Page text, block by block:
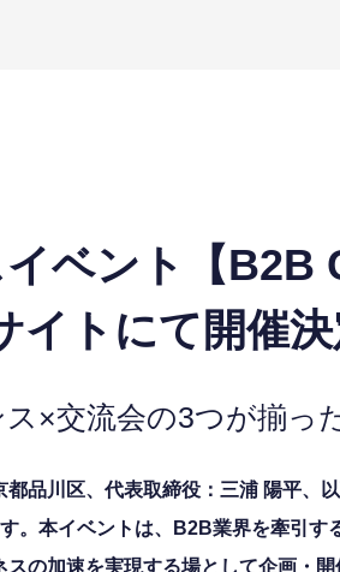
ベント【B2B
トにて開催決
×交流会の3つが揃
品川区、代表取締役：三浦 陽平、
。本イベントは、B2B業界を牽引
の加速を実現する場として企画・開